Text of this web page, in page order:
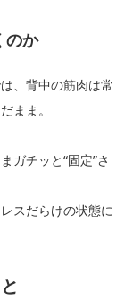
のか
、背中の筋肉は常
まま。
ガチッと“固定”さ
スだらけの状態に